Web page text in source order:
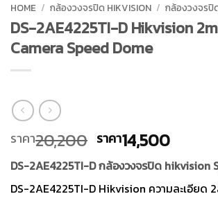
HOME / กล้องวงจรปิด HIKVISION / กล้องวงจรปิ
DS-2AE4225TI-D Hikvision
Camera Speed Dome
ราคา20,200 Original
price
was:
ราคา
ราคา14,500Current
price
is:
ราคา
DS-2AE4225TI-D กล้องวงจรปิด hikvision
DS-2AE4225TI-D Hikvision ความละเอียด